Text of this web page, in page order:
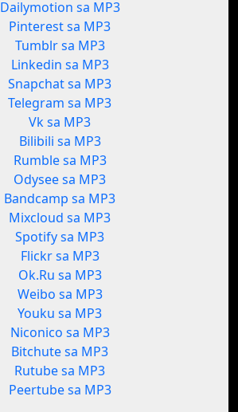
Dailymotion sa MP3
Pinterest sa MP3
Tumblr sa MP3
Linkedin sa MP3
Snapchat sa MP3
Telegram sa MP3
Vk sa MP3
Bilibili sa MP3
Rumble sa MP3
Odysee sa MP3
Bandcamp sa MP3
Mixcloud sa MP3
Spotify sa MP3
Flickr sa MP3
Ok.Ru sa MP3
Weibo sa MP3
Youku sa MP3
Niconico sa MP3
Bitchute sa MP3
Rutube sa MP3
Peertube sa MP3